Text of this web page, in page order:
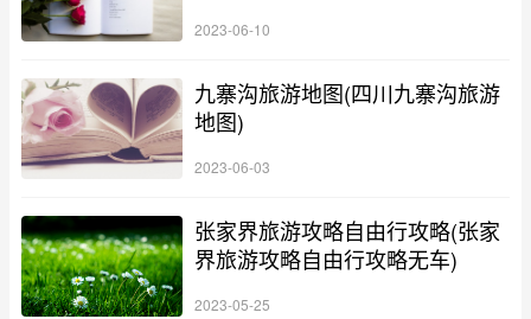
2023-06-10
九寨沟旅游地图(四川九寨沟旅游
地图)
2023-06-03
张家界旅游攻略自由行攻略(张家
界旅游攻略自由行攻略无车)
2023-05-25